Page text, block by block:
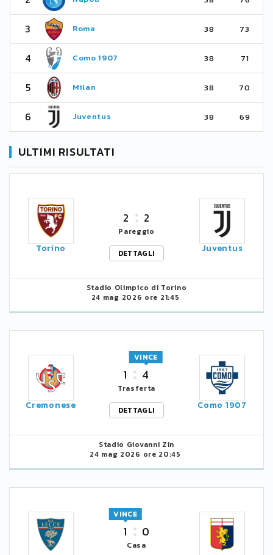
3 Roma 38 73
4 Como 1907 38 71
5 Milan 38 70
6 Juventus 38 69
ULTIMI RISULTATI
Torino
2 2
Pareggio
DETTAGLI
Juventus
Stadio Olimpico di Torino
24 mag 2026 ore 21:45
Cremonese
1 4
VINCE
Trasferta
DETTAGLI
Como 1907
Stadio Giovanni Zin
24 mag 2026 ore 20:45
1
VINCE
0
Casa